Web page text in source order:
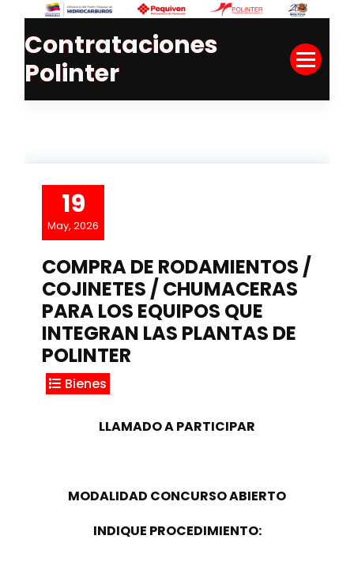
Skip
Content
Contrataciones
Polinter
19
May, 2026
COMPRA DE RODAMIENTOS /
COJINETES / CHUMACERAS
PARA LOS EQUIPOS QUE
INTEGRAN LAS PLANTAS DE
POLINTER
Bienes
LLAMADO A PARTICIPAR
MODALIDAD CONCURSO ABIERTO
INDIQUE PROCEDIMIENTO: